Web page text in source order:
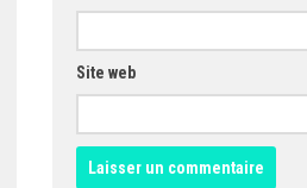
Site web